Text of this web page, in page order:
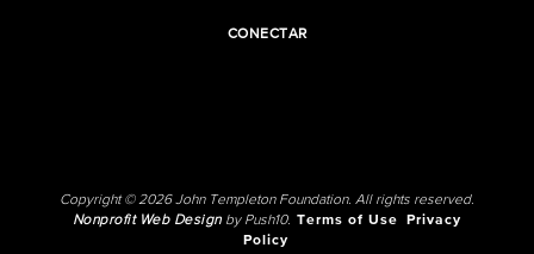
CONECTAR
Copyright © 2026 John Templeton Foundation. All rights reserved.
Nonprofit Web Designby Push10. Terms of Use
Privacy
Policy